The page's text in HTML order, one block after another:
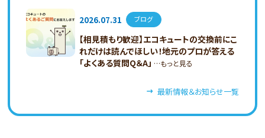
2026.07.31 ブログ
【相見積もり歓迎】エコキュートの交換前にこ
れだけは読んでほしい！地元のプロが答える
「よくある質問Q＆A」 …もっと見る
最新情報＆お知らせ一覧